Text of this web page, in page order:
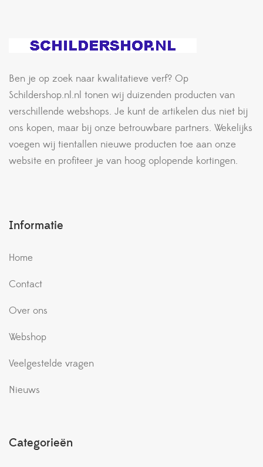
Ben je op zoek naar kwalitatieve verf? Op
Schildershop.nl.nl tonen wij duizenden producten van
verschillende webshops. Je kunt de artikelen dus niet bij
ons kopen, maar bij onze betrouwbare partners. Wekelijks
voegen wij tientallen nieuwe producten toe aan onze
website en profiteer je van hoog oplopende kortingen.
Informatie
Home
Contact
Over ons
Webshop
Veelgestelde vragen
Nieuws
Categorieën